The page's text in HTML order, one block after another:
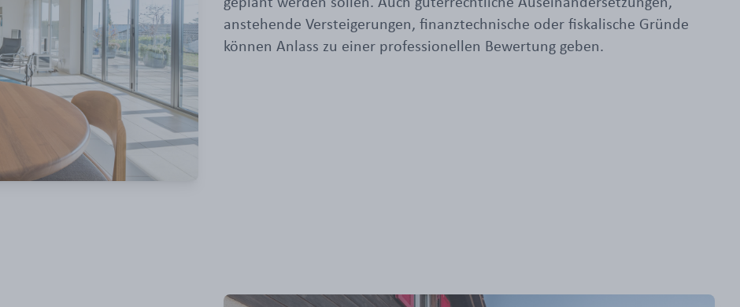
geplant werden sollen. Auch güterrechtliche Auseinandersetzungen,
anstehende Versteigerungen, finanztechnische oder fiskalische Gründe
können Anlass zu einer professionellen Bewertung geben.